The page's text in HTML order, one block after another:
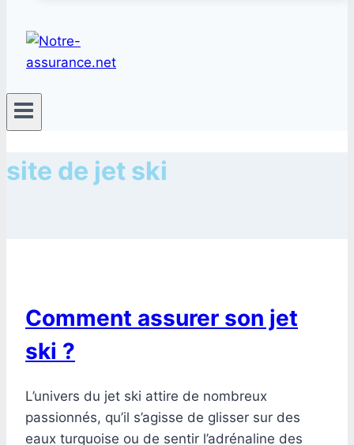
site de jet ski
Comment assurer son jet
ski ?
L’univers du jet ski attire de nombreux
passionnés, qu’il s’agisse de glisser sur des
eaux turquoise ou de sentir l’adrénaline des